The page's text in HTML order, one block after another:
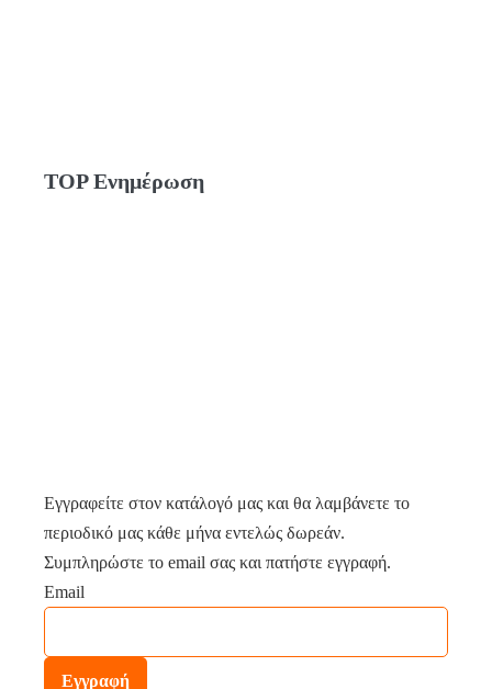
TOP Ενημέρωση
Εγγραφείτε στον κατάλογό μας και θα λαμβάνετε το
περιοδικό μας κάθε μήνα εντελώς δωρεάν.
Συμπληρώστε το email σας και πατήστε εγγραφή.
Email